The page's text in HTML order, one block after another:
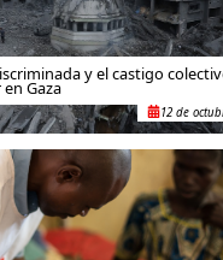
y el castigo
Gaza
12 de